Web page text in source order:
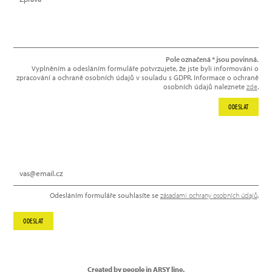
Odesláním formuláře souhlasíte se zásadami ochrany osobních údajů.
ODESLAT
Pole označená * jsou povinná.
Vyplněním a odesláním formuláře potvrzujete, že jste byli informováni o
zpracování a ochraně osobních údajů v souladu s GDPR. Informace o ochraně
osobních údajů naleznete zde.
ODESLAT
Created by people in ARSY line.